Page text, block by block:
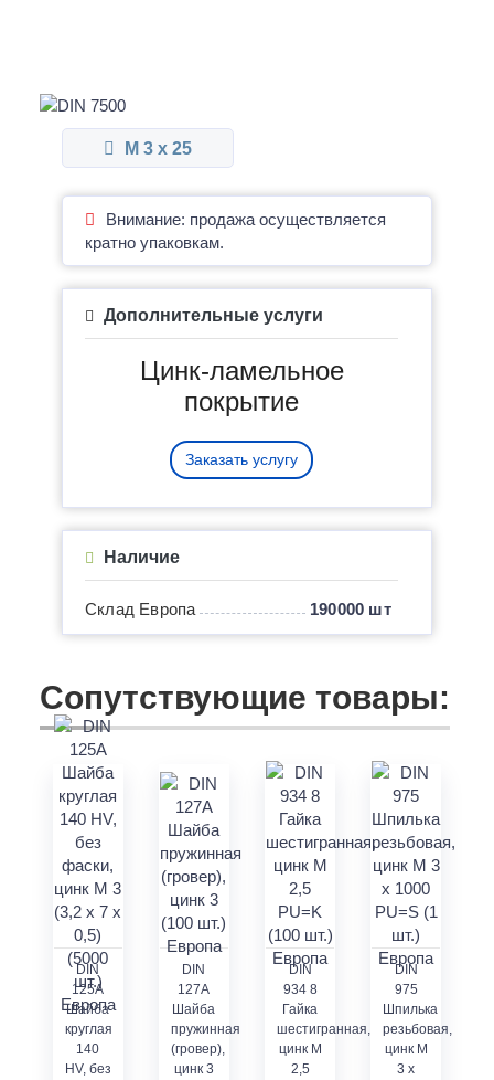
М 3 x 25
Внимание: продажа осуществляется
кратно упаковкам.
Дополнительные услуги
Цинк-ламельное
покрытие
Заказать услугу
Наличие
Склад Европа 190000 шт
Сопутствующие товары:
DIN
125A
Шайба
круглая
140
HV, без
DIN
127А
Шайба
пружинная
(гровер),
цинк 3
DIN
934 8
Гайка
шестигранная,
цинк M
2,5
DIN
975
Шпилька
резьбовая,
цинк M
3 x